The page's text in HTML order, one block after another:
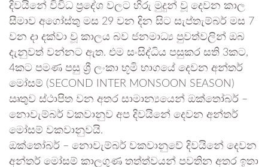
දිවයිනේ විවිධ ප්‍රදේශ වලට හිරු මුදුන් වූ දෙවන කාල
සීමාව අගෝස්තු මස 29 වන දින සිට සැප්තැම්බර් මස 7
වන දා දක්වා වූ කාලය බව ජනමාධ්‍ය පුවත්වලින් ඔබ
දැනුවත් වන්නට ඇත. එම සංසිද්ධිය පසුකර සති 3කට,
4කට පමණ පසු ශ්‍රී ලංකා භූමි භාගයේ දෙවන අන්තර්
මෝසම් (SECOND INTER MONSOON SEASON)
ඍතුව ස්ථාපිත වන අතර සාමාන්‍යයෙන් ඔක්තෝබර් –
නොවැම්බර් වකවානුව අප දිවයිනේ දෙවන අන්තර්
මෝසම් වකවානුවයි.
ඔක්තෝබර් – නොවැම්බර් වකවානුවේ දිවයිනේ දෙවන
අන්තර් මෝසම් කාලගුණ තත්ත්වයන් පවතින අතර ඉතා